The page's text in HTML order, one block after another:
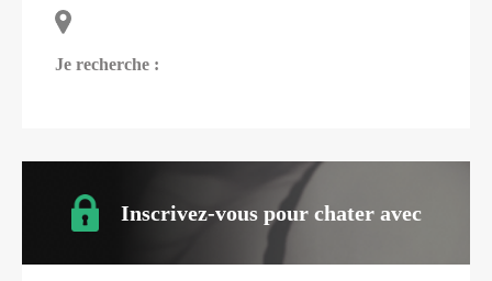
Je recherche :
Inscrivez-vous pour chater avec